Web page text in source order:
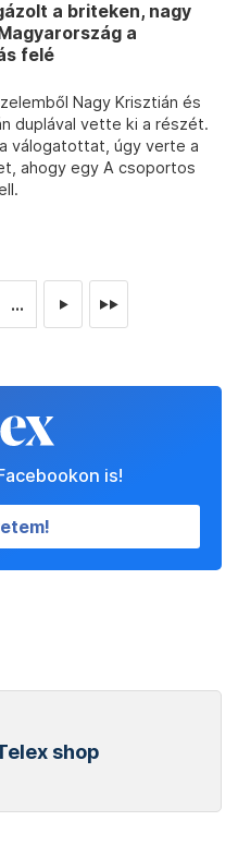
a briteken, nagy
a
felé
Nagy Krisztián és
duplával vette ki a részét.
válogatottat, úgy verte a
ahogy egy A csoportos
... ► ►►
is!
shop